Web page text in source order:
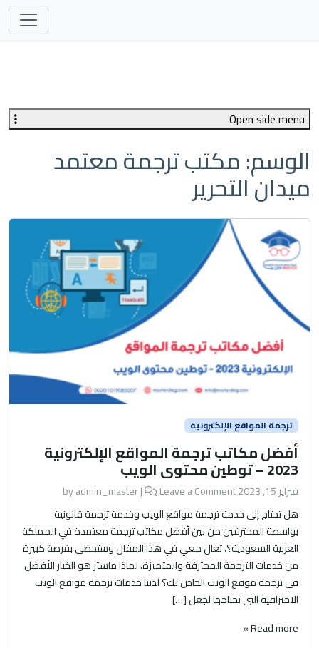
الوسم:مكتب ترجمة معتمد
ميدان التحرير
ترجمة المواقع الإلكترونية
أفضل مكاتب ترجمة المواقع الإلكترونية
2023 – توطين محتوى الويب
فبراير 15, 2023 admin_master|
Leave a Comment
هل تحتاج إلى خدمة ترجمة مواقع الويب وخدمة ترجمة قانونية
بواسطة المحترفين من بين أفضل مكاتب ترجمة معتمدة في المملكة
العربية السعودية؟، تعال معي في هذا المقال وستحظى بفرصة كبيرة
من خدمات الترجمة المحترفة والمتميزة. لماذا ماستر هو الخيار الأفضل
في ترجمة موقع الويب الخاص بك؟ لدينا خدمات ترجمة مواقع الويب
الاحترافية التي تحتاجها لجعل […]
Read more »
Open side menu